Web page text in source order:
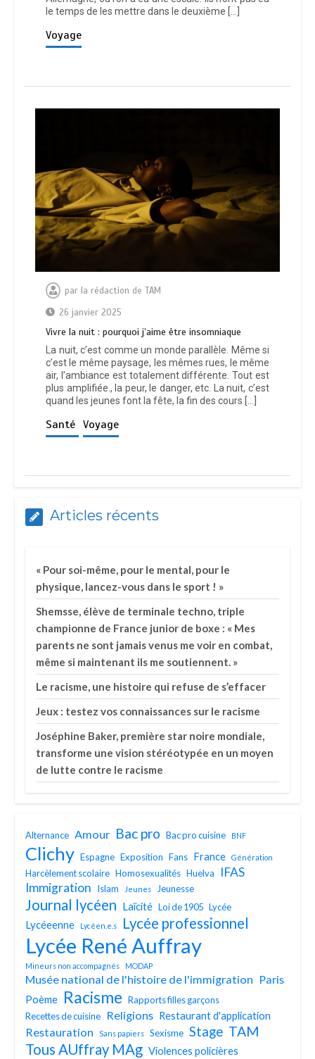
le temps de les mettre dans le deuxième […]
Voyage
par la rédaction de TAM
26 janvier 2025
Vivre la nuit : pourquoi j’aime être insomniaque
La nuit, c’est comme un monde parallèle. Même si
c’est le même paysage, les mêmes rues, le même
air, l’ambiance est totalement différente. Tout est
plus amplifiée., la peur, le danger, etc. La nuit, c’est
quand les jeunes font la fête, la fin des cours […]
Santé Voyage
Articles récents
« Pour soi-même, pour le mental, pour le
physique, lancez-vous dans le sport ! »
Shemsse, élève de terminale techno, triple
championne de France junior de boxe : « Mes
parents ne sont jamais venus me voir en combat,
même si maintenant ils me soutiennent. »
Le racisme, une histoire qui refuse de s’effacer
Jeux : testez vos connaissances sur le racisme
Joséphine Baker, première star noire mondiale,
transforme une vision stéréotypée en un moyen
de lutte contre le racisme
Alternance Amour Bac pro Bac pro cuisine BNF
Clichy Espagne Exposition Fans France Génération
Harcèlement scolaire Homosexualités Huelva
IFAS
Immigration
Islam Jeunes Jeunesse
Journal lycéen Laïcité Loi de 1905 Lycée
Lycéeenne Lycéen.e.s Lycée professionnel
Lycée René Auffray
Mineurs non accompagnés MODAP
Musée national de l'histoire de l'immigration Paris
Poème Racisme Rapports filles garçons
Recettes de cuisine
Religions Restaurant d'application
Restauration Sans papiers Sexisme Stage TAM
Tous AUffray MAg Violences policières